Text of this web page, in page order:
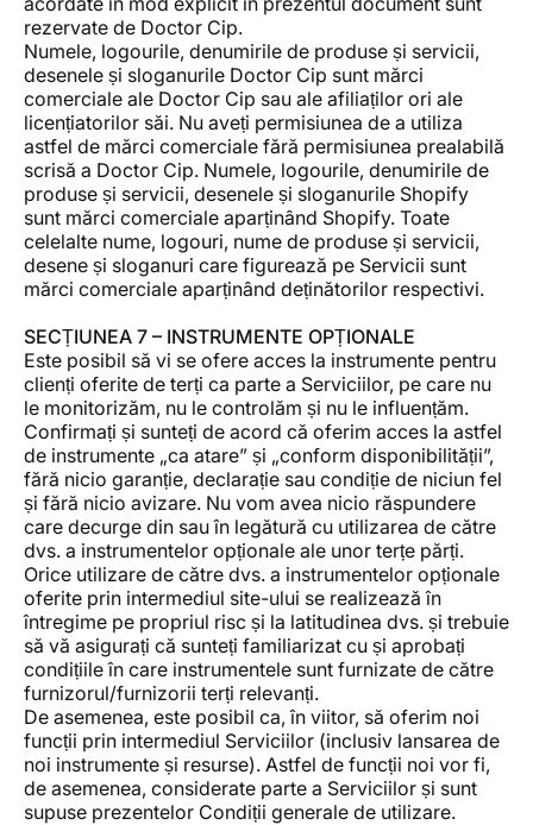
rezervate de Doctor Cip.
Numele, logourile, denumirile de produse și servicii,
desenele și sloganurile Doctor Cip sunt mărci
comerciale ale Doctor Cip sau ale afiliaților ori ale
licențiatorilor săi. Nu aveți permisiunea de a utiliza
astfel de mărci comerciale fără permisiunea prealabilă
scrisă a Doctor Cip. Numele, logourile, denumirile de
produse și servicii, desenele și sloganurile Shopify
sunt mărci comerciale aparținând Shopify. Toate
celelalte nume, logouri, nume de produse și servicii,
desene și sloganuri care figurează pe Servicii sunt
mărci comerciale aparținând deținătorilor respectivi.
SECȚIUNEA 7 – INSTRUMENTE OPȚIONALE
Este posibil să vi se ofere acces la instrumente pentru
clienți oferite de terți ca parte a Serviciilor, pe care nu
le monitorizăm, nu le controlăm și nu le influențăm.
Confirmați și sunteți de acord că oferim acces la astfel
de instrumente „ca atare” și „conform disponibilității”,
fără nicio garanție, declarație sau condiție de niciun fel
și fără nicio avizare. Nu vom avea nicio răspundere
care decurge din sau în legătură cu utilizarea de către
dvs. a instrumentelor opționale ale unor terțe părți.
Orice utilizare de către dvs. a instrumentelor opționale
oferite prin intermediul site-ului se realizează în
întregime pe propriul risc și la latitudinea dvs. și trebuie
să vă asigurați că sunteți familiarizat cu și aprobați
condițiile în care instrumentele sunt furnizate de către
furnizorul/furnizorii terți relevanți.
De asemenea, este posibil ca, în viitor, să oferim noi
funcții prin intermediul Serviciilor (inclusiv lansarea de
noi instrumente și resurse). Astfel de funcții noi vor fi,
de asemenea, considerate parte a Serviciilor și sunt
supuse prezentelor Condiții generale de utilizare.